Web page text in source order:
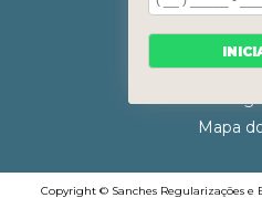
Mapa
Copyright © Sanches Regularizações e